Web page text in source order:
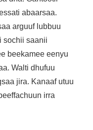
abaarsaa.
arguuf lubbuu
sochii saanii
beekamee eenyu
Walti dhufuu
jira. Kanaaf utuu
irra